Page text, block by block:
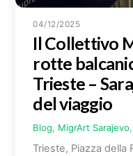
04/12/2025
Il Collettivo
rotte
Trieste –
del viaggio
Blog, MigrArt Sarajevo
Trieste, Piazza della